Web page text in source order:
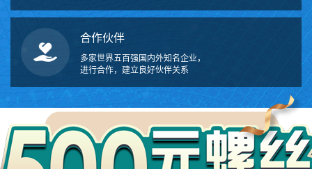
合作伙伴
多家世界五百强国内外知名企业，
进行合作，建立良好伙伴关系
ABOUT US
关于我们
工
品